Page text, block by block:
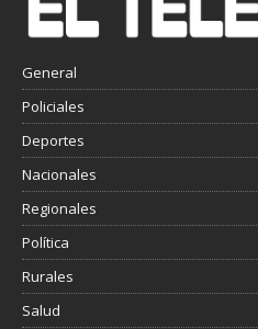
General
Policiales
Deportes
Nacionales
Regionales
Política
Rurales
Salud